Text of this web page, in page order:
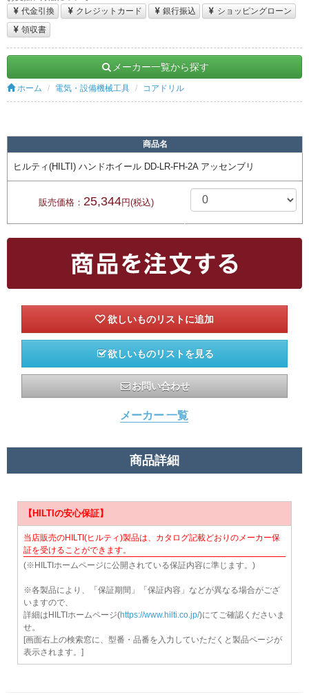
代金引換
クレジットカード 銀行振込
ショッピングローン
領収書
メーカー一覧から探す
ホーム 電気・設備機械工具 コアドリル
商品名
ヒルティ(HILTI) ハンドホイール DD-LR-FH-2A アッセンブリ
販売価格： 25,344円(税込)
欲しいものリストを見る
お問い合わせ
メーカー 一覧
商品詳細
【HILTIの安心保証】
当店販売のHILTI(ヒルティ)製品は、カタログ記載どおりのメーカー保
証を受けることができます。
(※HILTIホームページに公開されている保証内容に準じます。)
※各製品により、「保証期間」「保証内容」などが異なる場合がござ
いますので、
詳細はHILTIホームページ(https://www.hilti.co.jp/)にてご確認くださいま
せ。
[画面右上の検索窓に、型番・品番を入力していただくと製品ページが
表示されます。]